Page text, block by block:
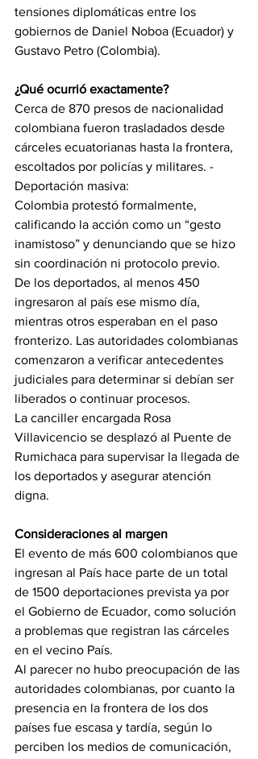
tensiones diplomáticas entre los
gobiernos de Daniel Noboa (Ecuador) y
Gustavo Petro (Colombia).
¿Qué ocurrió exactamente?
Cerca de 870 presos de nacionalidad
colombiana fueron trasladados desde
cárceles ecuatorianas hasta la frontera,
escoltados por policías y militares. -
Deportación masiva:
Colombia protestó formalmente,
calificando la acción como un “gesto
inamistoso” y denunciando que se hizo
sin coordinación ni protocolo previo.
De los deportados, al menos 450
ingresaron al país ese mismo día,
mientras otros esperaban en el paso
fronterizo. Las autoridades colombianas
comenzaron a verificar antecedentes
judiciales para determinar si debían ser
liberados o continuar procesos.
La canciller encargada Rosa
Villavicencio se desplazó al Puente de
Rumichaca para supervisar la llegada de
los deportados y asegurar atención
digna.
Consideraciones al margen
El evento de más 600 colombianos que
ingresan al País hace parte de un total
de 1500 deportaciones prevista ya por
el Gobierno de Ecuador, como solución
a problemas que registran las cárceles
en el vecino País.
Al parecer no hubo preocupación de las
autoridades colombianas, por cuanto la
presencia en la frontera de los dos
países fue escasa y tardía, según lo
perciben los medios de comunicación,